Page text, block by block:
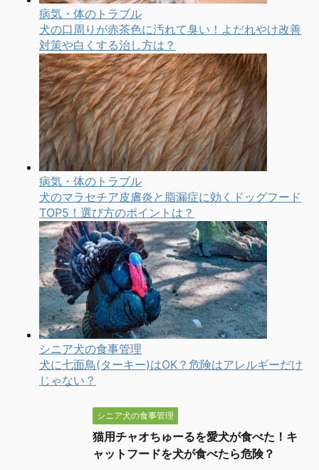
シニア犬の食事管理
猫用チャオちゅーるを愛犬が食べた！キ
ャットフードを犬が食べたら危険？